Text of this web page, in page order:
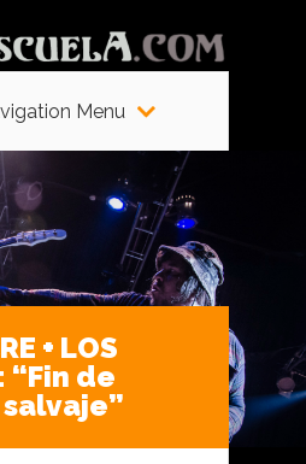
Menu
+ LOS
“Fin de